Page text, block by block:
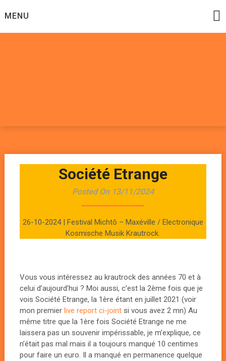
toMENU
Société Etrange
Posted On 13/11/2024
26-10-2024 | Festival Michtô – Maxéville / Electronique
Kosmische Musik Krautrock.
Vous vous intéressez au krautrock des années 70 et à
celui d’aujourd’hui ? Moi aussi, c’est la 2ème fois que je
vois Société Etrange, la 1ère étant en juillet 2021 (voir
mon premier live report ci-jointsi vous avez 2 mn) Au
même titre que la 1ère fois Société Etrange ne me
laissera pas un souvenir impérissable, je m’explique, ce
n’était pas mal mais il a toujours manqué 10 centimes
pour faire un euro. Il a manqué en permanence quelque